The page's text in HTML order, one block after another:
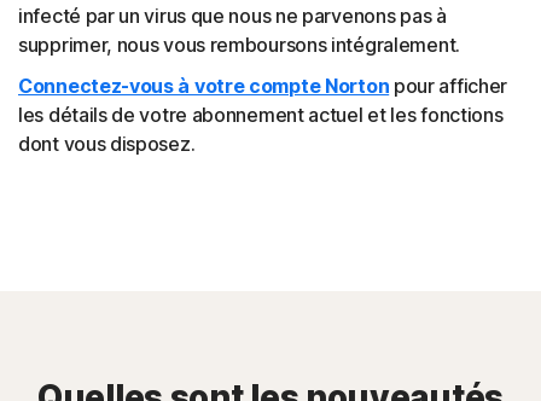
infecté par un virus que nous ne parvenons pas à
supprimer, nous vous remboursons intégralement.
Connectez-vous à votre compte Norton pour afficher
les détails de votre abonnement actuel et les fonctions
dont vous disposez.